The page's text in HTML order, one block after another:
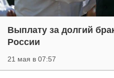
Выплату за долгий
России
21 мая в 07:57